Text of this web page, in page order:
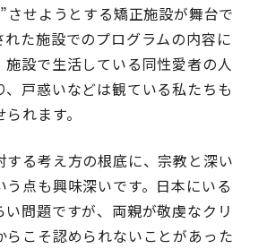
させようとする矯正施設が舞台で
れた施設でのプログラムの内容に
施設で生活している同性愛者の人
、戸惑いなどは観ている私たちも
れます。
する考え方の根底に、宗教と深い
う点も興味深いです。日本にいる
い問題ですが、両親が敬虔なクリ
らこそ認められないことがあった